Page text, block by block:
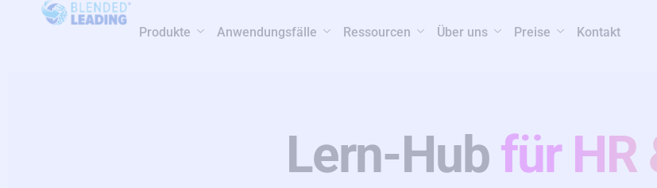
Produkte Anwendungsfälle Ressourcen Über uns Preise Kontakt
Lern-Hub für HR